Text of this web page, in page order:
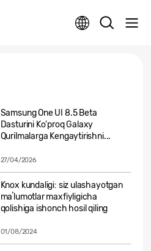
Samsung One UI 8.5 Beta
Dasturini Ko’proq Galaxy
Qurilmalarga Kengaytirishni...
27/04/2026
Knox kundaligi: siz ulashayotgan
maʼlumotlar maxfiyligicha
qolishiga ishonch hosil qiling
01/08/2024